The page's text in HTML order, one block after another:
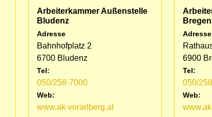
Arbeiterkammer Außenstelle
Bludenz
Adresse
Bahnhofplatz 2
6700 Bludenz
Tel:
050/258-7000
Web:
www.ak-vorarlberg.at
Adresse
6900
Tel:
050/
Web: